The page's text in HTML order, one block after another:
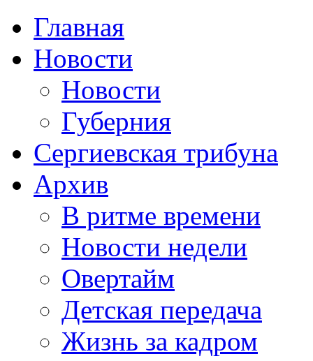
Главная
Новости
Новости
Губерния
Сергиевская трибуна
Архив
В ритме времени
Новости недели
Овертайм
Детская передача
Жизнь за кадром